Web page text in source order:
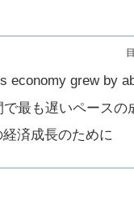
economy grew by
で最も遅いペースの
済成長のために